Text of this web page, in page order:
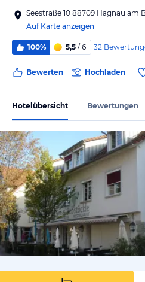
Seestraße 10 88709 Hagnau am
Auf Karte anzeigen
100% 5,5 / 6 32
Bewerten Hochladen
Hotelübersicht Bewertungen